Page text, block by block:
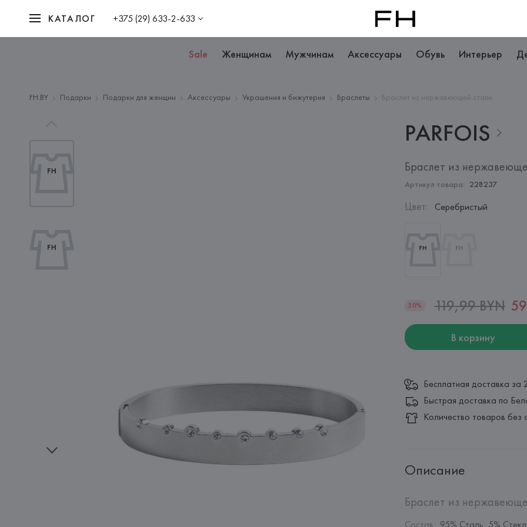
КАТАЛОГ +375 (29) 633-2-633
Sale Женщинам Мужчинам Аксессуары Обувь Интерьер
FH.BY Подарки Подарки для женщин Аксессуары Украшения и бижутерия Браслеты Браслет из нержавеющей стали
PARFOIS
Браслет из
Артикул товара: 228237
Цвет: Серебристый
50% 119,99 BYN
В корзину
Бесплатная доставка за
Быстрая доставка по
Количество товаров без
Описание
Браслет из
Состав: 95% Сталь, 5%